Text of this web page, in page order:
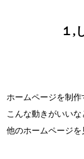
１,
ホームページを制作
こんな動きがいいな
他のホームページを